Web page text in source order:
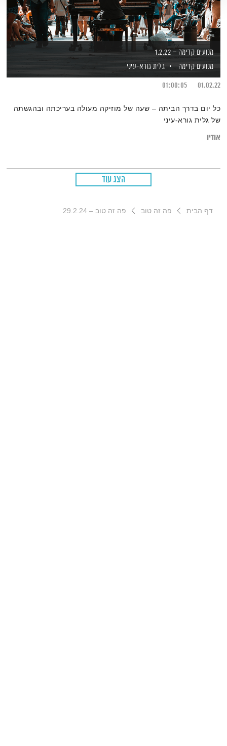
מנועים קדימה – 1.2.22
מנועים קדימה
גלית גורא-עיני
01.02.22
01:00:05
כל יום בדרך הביתה – שעה של מוזיקה מעולה בעריכתה ובהגשתה
של גלית גורא-עיני
אודיו
הצג עוד
דף הבית פה זה טוב פה זה טוב – 29.2.24